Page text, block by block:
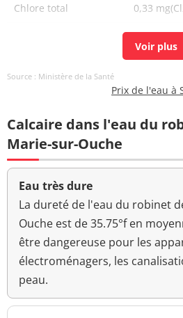
Chlore total 0,33
0,79 mg(C)/
Bactéries coliformes
Bact. aér. revivifiables
à 22°-68h
Bact. aér. revivifiables
à 36°-44h
0 n/mL
Ammonium (en NH4)
Odeur (qualitatif)
Source : Ministère de la Santé
Prix de l'eau à
Calcaire dans l'eau du
Marie-sur-Ouche
Eau très dure
La dureté de l'eau du robinet
Ouche est de 35.75°f en
être dangereuse pour les
électroménagers, les
peau.